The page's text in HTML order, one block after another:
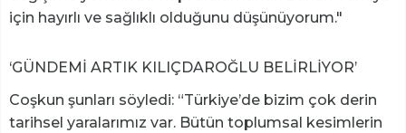
için hayırlı ve sağlıklı olduğunu düşünüyorum."
‘GÜNDEMİ ARTIK KILIÇDAROĞLU BELİRLİYOR’
Coşkun şunları söyledi: “Türkiye’de bizim çok derin
tarihsel yaralarımız var. Bütün toplumsal kesimlerin